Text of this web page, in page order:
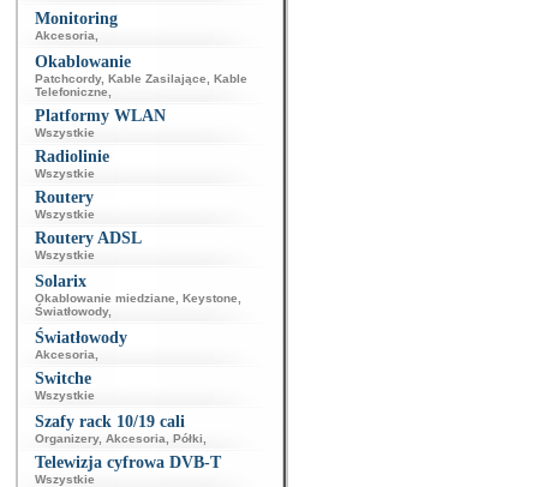
Monitoring
Akcesoria
Okablowanie
Patchcordy, Kable Zasilające
Kable
Telefoniczne
Platformy WLAN
Wszystkie
Radiolinie
Wszystkie
Routery
Wszystkie
Routery ADSL
Wszystkie
Solarix
Okablowanie miedziane Keystone
Światłowody,
Światłowody
Akcesoria
Switche
Wszystkie
Szafy rack 10/19 cali
Organizery, Akcesoria Półki
Telewizja cyfrowa DVB-T
Wszystkie